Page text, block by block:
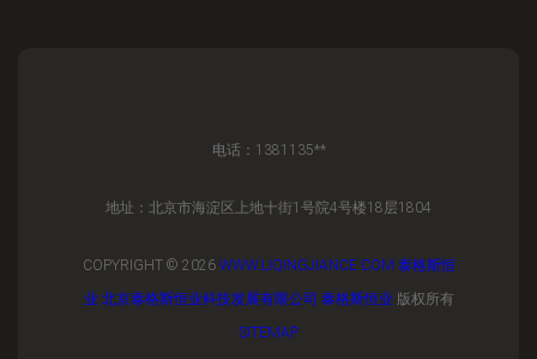
电话：1381135**
地址：北京市海淀区上地十街1号院4号楼18层1804
COPYRIGHT © 2026 WWW.LIQINGJIANCE.COM 泰格斯恒
业 北京泰格斯恒业科技发展有限公司 泰格斯恒业 版权所有
SITEMAP